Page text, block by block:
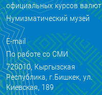
официальных курсов валют
Нумизматический музей
E-mail
По работе со СМИ
720010, Кыргызская
Республика, г.Бишкек, ул.
Киевская, 189